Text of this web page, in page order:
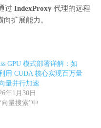
过 IndexProxy 代理的远程
扩展能力。
GPU 模式部署详解：如
用 CUDA 核心实现百万量
量并行加速
年1月30日
向量搜索”中